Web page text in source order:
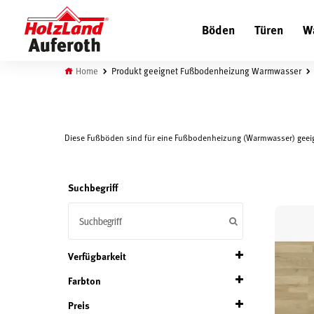
Böden Türen
Home Produkt geeignet Fußbodenheizung Warmwasser
Diese Fußböden sind für eine Fußbodenheizung (Warmwasser)
Suchbegriff
Verfügbarkeit
Auf Lager
Farbton
Preis